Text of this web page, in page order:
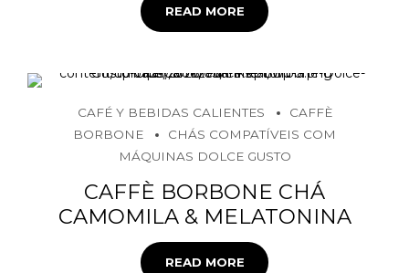
READ MORE
CAFÉ Y BEBIDAS CALIENTES
CAFFÈ
BORBONE
CHÁS COMPATÍVEIS COM
MÁQUINAS DOLCE GUSTO
CAFFÈ BORBONE CHÁ
CAMOMILA & MELATONINA
READ MORE